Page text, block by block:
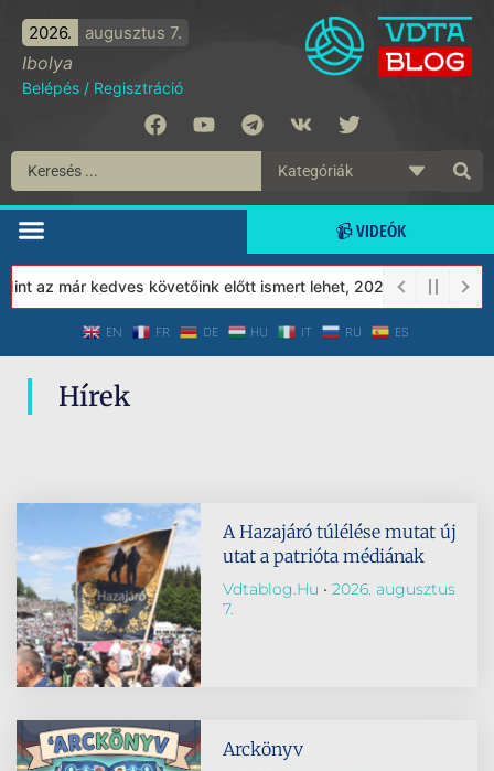
2026. augusztus 7.
Ibolya
Belépés / Regisztráció
📹 VIDEÓK
az már kedves követőink előtt ismert lehet, 2023-tól a Védett
EN FR DE HU IT RU ES
Hírek
A Hazajáró túlélése mutat új
utat a patrióta médiának
Vdtablog.hu
2026. augusztus
7.
Arckönyv